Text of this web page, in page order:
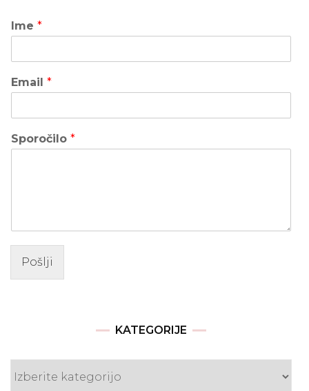
Ime *
Email *
Sporočilo *
Pošlji
KATEGORIJE